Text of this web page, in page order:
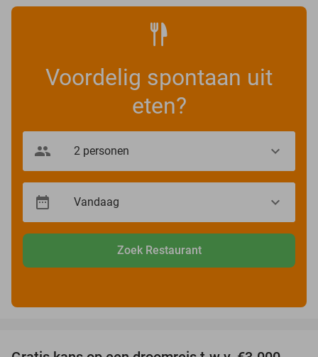
Voordelig spontaan uit
eten?
Zoek Restaurant